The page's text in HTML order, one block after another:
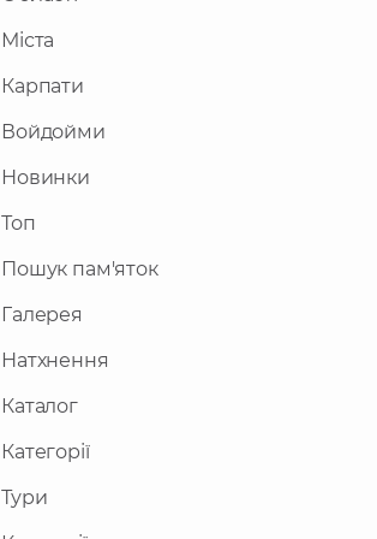
Міста
Карпати
Войдойми
Новинки
Топ
Пошук пам'яток
Галерея
Натхнення
Каталог
Категорії
Тури